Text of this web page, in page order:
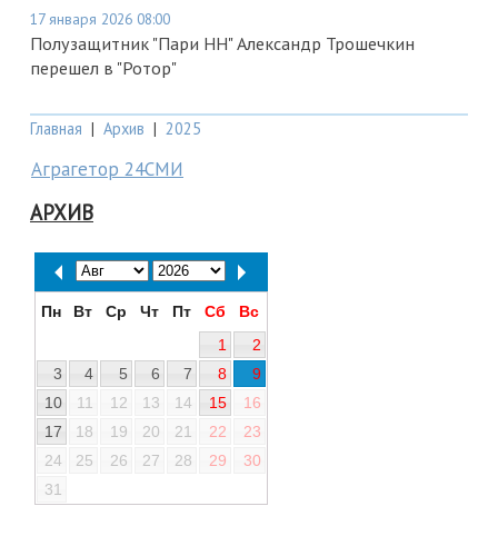
17 января 2026 08:00
Полузащитник "Пари НН" Александр Трошечкин
перешел в "Ротор"
Главная | Архив | 2025
Аграгетор 24СМИ
АРХИВ
Пн Вт Ср Чт Пт Сб
Вс
1
2
3
4 5 6 7 8
9
10
11 12 13 14 15
16
17
18 19 20 21 22
23
24
25 26 27 28 29
30
31